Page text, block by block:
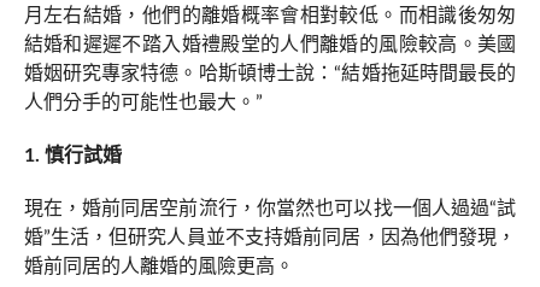
月左右結婚，他們的離婚概率會相對較低。而相識後匆匆
結婚和遲遲不踏入婚禮殿堂的人們離婚的風險較高。美國
婚姻研究專家特德。哈斯頓博士說：“結婚拖延時間最長的
人們分手的可能性也最大。”
1. 慎行試婚
現在，婚前同居空前流行，你當然也可以找一個人過過“試
婚”生活，但研究人員並不支持婚前同居，因為他們發現，
婚前同居的人離婚的風險更高。